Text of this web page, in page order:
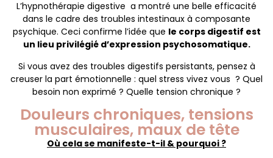
L’hypnothérapie digestive a montré une belle efficacité
dans le cadre des troubles intestinaux à composante
psychique. Ceci confirme l’idée que le corps digestif est
un lieu privilégié d’expression psychosomatique.
Si vous avez des troubles digestifs persistants, pensez à
creuser la part émotionnelle : quel stress vivez vous ? Quel
besoin non exprimé ? Quelle tension chronique ?
Douleurs chroniques, tensions
musculaires, maux de tête
Où cela se manifeste-t-il & pourquoi ?